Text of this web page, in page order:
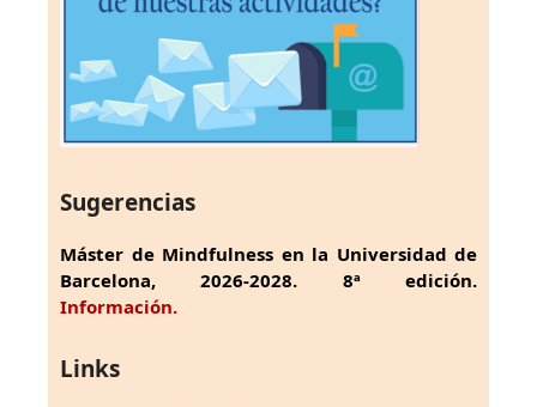
Sugerencias
Máster de Mindfulness en la Universidad de
Barcelona, 2026-2028. 8ª edición.
Información.
Links